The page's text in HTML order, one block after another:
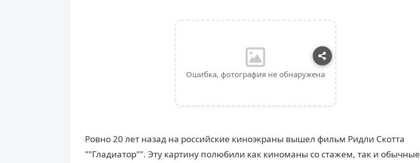
Ошибка, фотография не обнаружена
Ровно 20 лет назад на российские киноэкраны вышел фильм Ридли Скотта
""Гладиатор"". Эту картину полюбили как киноманы со стажем, так и обычные